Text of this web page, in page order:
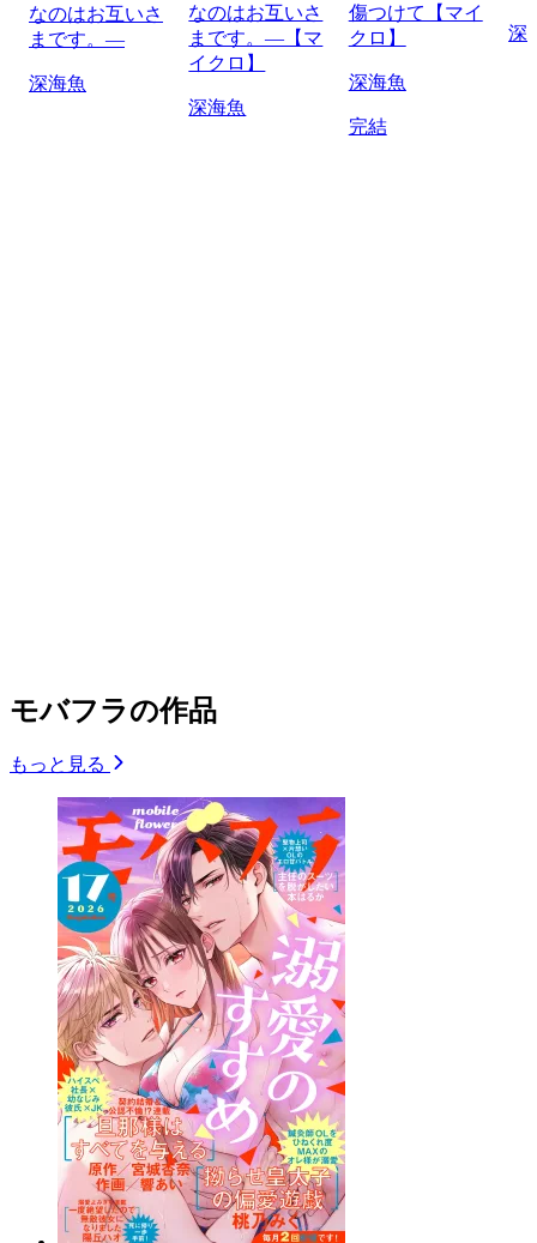
なのはお互いさ
まです。―
深海魚
なのはお互いさ
まです。―【マ
イクロ】
深海魚
傷つけて【マイ
クロ】
深海魚
完結
深
モバフラの作品
もっと見る